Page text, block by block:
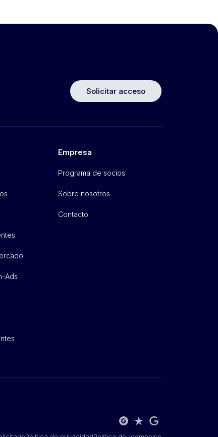
Solicitar acceso
Ads
Empresa
Programa de socios
Sobre nosotros
Contacto